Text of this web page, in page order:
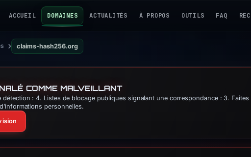
ACCUEIL DOMAINES ACTUALITÉS À PROPOS OUTILS FAQ
› claims-hash256.org
COMME MALVEILLANT
: 4. Listes de blocage publiques signalant une correspondance : 3. Faites
personnelles.